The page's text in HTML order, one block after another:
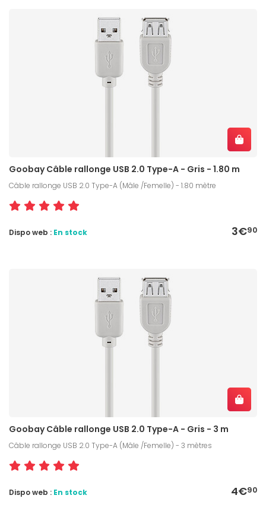
Goobay Câble rallonge USB 2.0 Type-A - Gris - 1.80 m
Câble rallonge USB 2.0 Type-A (Mâle /Femelle) - 1.80 mètre
3€90
Dispo web : En stock
Goobay Câble rallonge USB 2.0 Type-A - Gris - 3 m
Câble rallonge USB 2.0 Type-A (Mâle /Femelle) - 3 mètres
4€90
Dispo web : En stock